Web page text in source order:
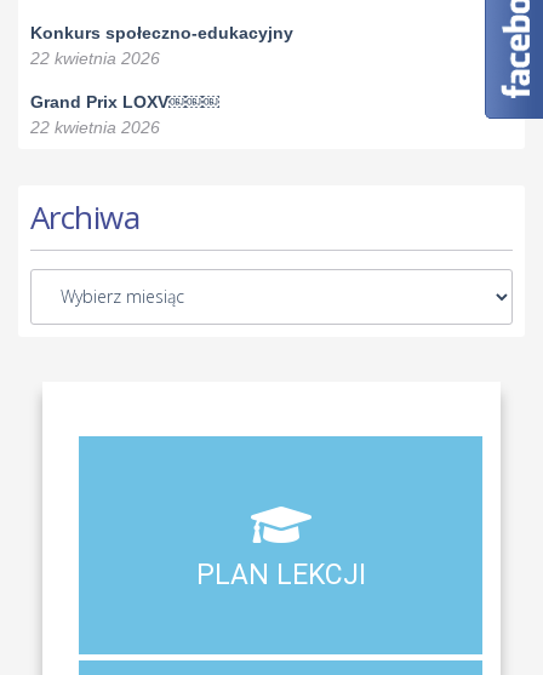
Konkurs społeczno-edukacyjny
22 kwietnia 2026
Grand Prix LOXV￼￼￼
22 kwietnia 2026
Archiwa
PLAN LEKCJI
PLAN LEKCJI